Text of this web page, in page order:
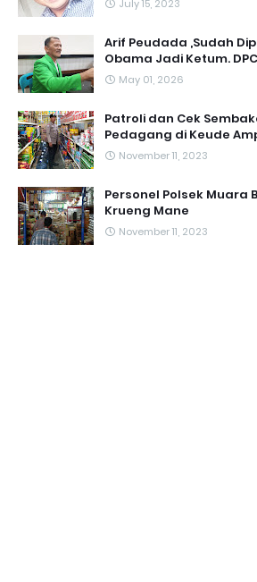
July 15, 2023
Arif Peudada ,Sudah
Obama Jadi Ketum. DPC
May 01, 2026
Patroli dan Cek
Pedagang di Keude
November 11, 2023
Personel Polsek Muara
Krueng Mane
November 11, 2023